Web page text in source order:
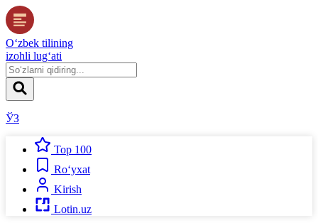
O‘zbek tilining
izohli lug‘ati
ЎЗ
Top 100
Ro‘yxat
Kirish
Lotin.uz